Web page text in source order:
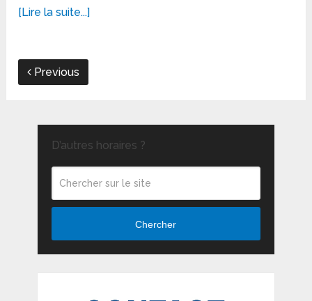
[Lire la suite...]
Previous
D’autres horaires ?
Chercher